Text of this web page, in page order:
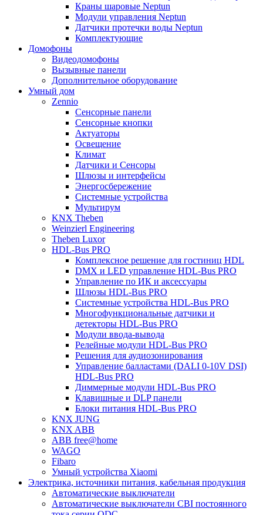
Краны шаровые Neptun
Модули управления Neptun
Датчики протечки воды Neptun
Комплектующие
Домофоны
Видеодомофоны
Вызывные панели
Дополнительное оборудование
Умный дом
Zennio
Сенсорные панели
Сенсорные кнопки
Актуаторы
Освещение
Климат
Датчики и Сенсоры
Шлюзы и интерфейсы
Энергосбережение
Системные устройства
Мультирум
KNX Theben
Weinzierl Engineering
Theben Luxor
HDL-Bus PRO
Комплексное решение для гостиниц HDL
DMX и LED управление HDL-Bus PRO
Управление по ИК и аксессуары
Шлюзы HDL-Bus PRO
Системные устройства HDL-Bus PRO
Многофункциональные датчики и
детекторы HDL-Bus PRO
Модули ввода-вывода
Релейные модули HDL-Bus PRO
Решения для аудиозонирования
Управление балластами (DALI 0-10V DSI)
HDL-Bus PRO
Диммерные модули HDL-Bus PRO
Клавишные и DLP панели
Блоки питания HDL-Bus PRO
KNX JUNG
KNX ABB
ABB free@home
WAGO
Fibaro
Умный устройства Xiaomi
Электрика, источники питания, кабельная продукция
Автоматические выключатели
Автоматические выключатели CBI постоянного